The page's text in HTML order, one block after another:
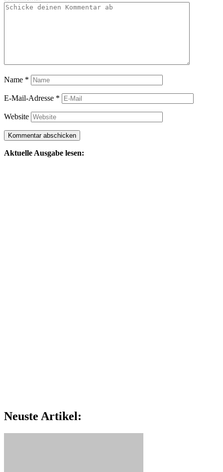
Name *
E-Mail-Adresse *
Website
Aktuelle Ausgabe lesen:
Neuste Artikel: